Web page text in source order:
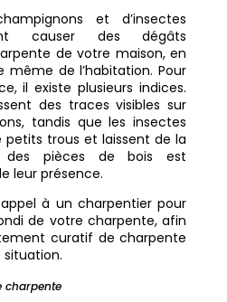
et d’insectes
causer des dégâts
de votre maison, en
de l’habitation. Pour
il existe plusieurs indices.
des traces visibles sur
tandis que les insectes
petits trous et laissent de la
des pièces de bois est
leur présence.
à un charpentier pour
de votre charpente, afin
curatif de charpente
charpente